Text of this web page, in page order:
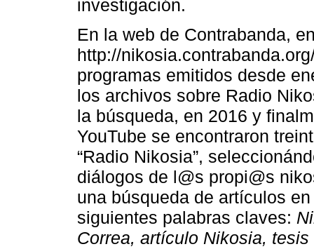
investigación.
En la web de Contrabanda,
http://
programas emitidos desde
los archivos sobre Radio
la búsqueda, en 2016 y
YouTube se encontraron
“Radio Nikosia”,
diálogos de l@s propi@s
una búsqueda de artículos
siguientes palabras claves:
Correa, artículo Nikosia,